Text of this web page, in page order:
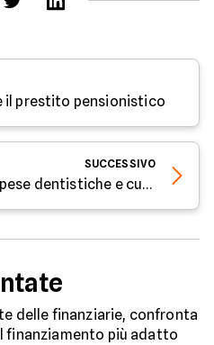
il prestito pensionistico
SUCCESSIVO
Prestiti ex Inpdap per spese dentistiche e cure odontoiatriche
delle finanziarie, confronta
finanziamento più adatto